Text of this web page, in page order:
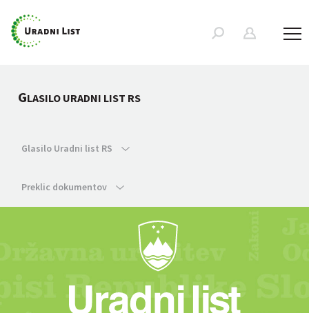
GLASILO URADNI LIST RS
Glasilo Uradni list RS
Preklic dokumentov